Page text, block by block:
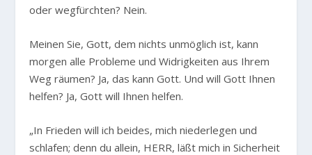
oder wegfürchten? Nein.
Meinen Sie, Gott, dem nichts unmöglich ist, kann
morgen alle Probleme und Widrigkeiten aus Ihrem
Weg räumen? Ja, das kann Gott. Und will Gott Ihnen
helfen? Ja, Gott will Ihnen helfen.
„In Frieden will ich beides, mich niederlegen und
schlafen; denn du allein, HERR, läßt mich in Sicherheit